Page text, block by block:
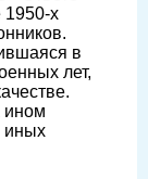
1950-х
в
лет,
ином
иных